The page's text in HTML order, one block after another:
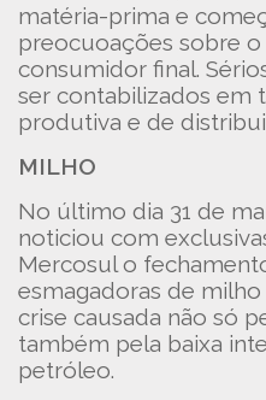
matéria-prima e
preocuoações sobre
consumidor final.
ser contabilizados em
produtiva e de
MILHO
No último dia 31 de
noticiou com
Mercosul o
esmagadoras de
crise causada não só
também pela baixa
petróleo.